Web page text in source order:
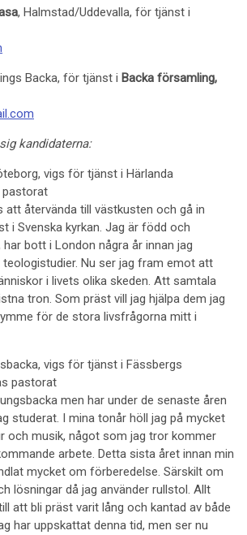
, Halmstad/Uddevalla, för tjänst i
Backa, för tjänst i Backa församling,
kandidaterna:
vigs för tjänst i Härlanda
pastorat
att återvända till västkusten och gå in
i Svenska kyrkan. Jag är född och
har bott i London några år innan jag
Nu ser jag fram emot att
i livets olika skeden. Att samtala
tron. Som präst vill jag hjälpa dem jag
för de stora livsfrågorna mitt i
vigs för tjänst i Fässbergs
pastorat
men har under de senaste åren
studerat. I mina tonår höll jag på mycket
och musik, något som jag tror kommer
arbete. Detta sista året innan min
mycket om förberedelse. Särskilt om
lösningar då jag använder rullstol. Allt
att bli präst varit lång och kantad av både
har uppskattat denna tid, men ser nu